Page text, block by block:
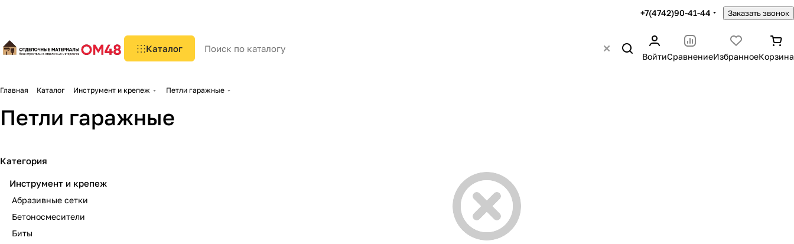
+7(4742)90-41-44 Заказать звонок
Каталог
ВойтиСравнениеИзбранноеКорзина
Главная Каталог Инструмент и крепеж Петли гаражные
Петли гаражные
Категория
Инструмент и крепеж
Абразивные сетки
Бетоносмесители
Биты